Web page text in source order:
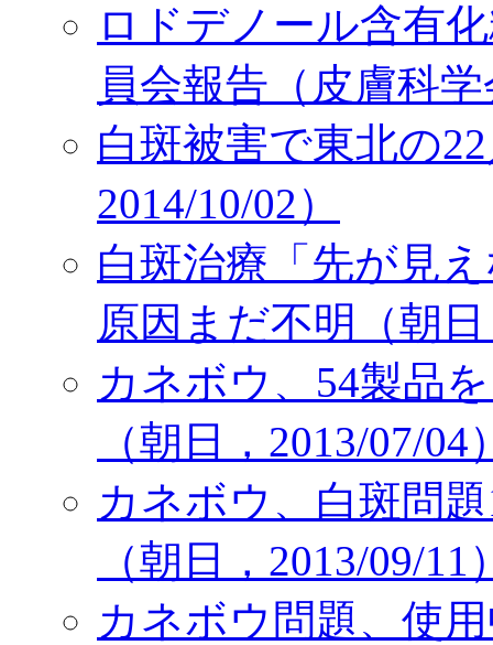
ロドデノール含有
員会報告（皮膚科
白斑被害で東北の
2014/10/02）
白斑治療「先が見
原因まだ不明（朝
カネボウ、54製品
（朝日，2013/07/04
カネボウ、白斑問
（朝日，2013/09/11
カネボウ問題、使